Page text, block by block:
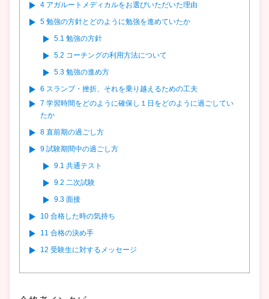
4 アガルートメディカルをお選びいただいた理由
5 勉強の方針とどのように勉強を進めていたか
5.1 勉強の方針
5.2 コーチングの利用方法について
5.3勉強の進め方
6 スランプ・挫折、それを乗り越えるための工夫
7 学習時間をどのように確保し１日をどのように過ごしてい
たか
8 直前期の過ごし方
9 試験期間中の過ごし方
9.1 共通テスト
9.2 二次試験
9.3面接
10 合格した時の気持ち
11 合格の決め手
12 受験生に対するメッセージ